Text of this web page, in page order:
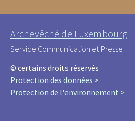
Archevêché de Luxembourg
Service Communication et Presse
© certains droits réservés
Protection des données >
Protection de l'environnement >